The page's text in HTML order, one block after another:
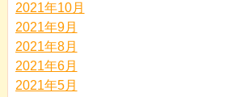
2021年10月
2021年9月
2021年8月
2021年6月
2021年5月